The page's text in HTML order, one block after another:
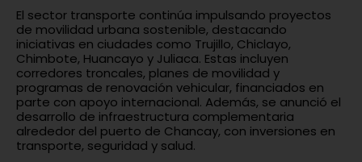
El sector transporte continúa impulsando proyectos
de movilidad urbana sostenible, destacando
iniciativas en ciudades como Trujillo, Chiclayo,
Chimbote, Huancayo y Juliaca. Estas incluyen
corredores troncales, planes de movilidad y
programas de renovación vehicular, financiados en
parte con apoyo internacional. Además, se anunció el
desarrollo de infraestructura complementaria
alrededor del puerto de Chancay, con inversiones en
transporte, seguridad y salud.